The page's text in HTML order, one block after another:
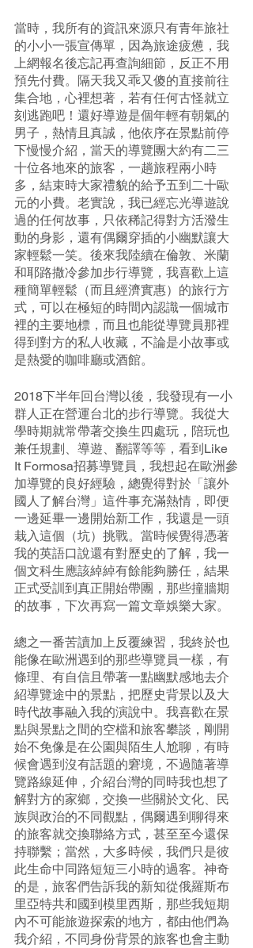
當時，我所有的資訊來源只有青年旅社
的小小一張宣傳單，因為旅途疲憊，我
上網報名後忘記再查詢細節，反正不用
預先付費。隔天我又乖又傻的直接前往
集合地，心裡想著，若有任何古怪就立
刻逃跑吧！還好導遊是個年輕有朝氣的
男子，熱情且真誠，他依序在景點前停
下慢慢介紹，當天的導覽團大約有二三
十位各地來的旅客，一趟旅程兩小時
多，結束時大家禮貌的給予五到二十歐
元的小費。老實說，我已經忘光導遊說
過的任何故事，只依稀記得對方活潑生
動的身影，還有偶爾穿插的小幽默讓大
家輕鬆一笑。後來我陸續在倫敦、米蘭
和耶路撒冷參加步行導覽，我喜歡上這
種簡單輕鬆（而且經濟實惠）的旅行方
式，可以在極短的時間內認識一個城市
裡的主要地標，而且也能從導覽員那裡
得到對方的私人收藏，不論是小故事或
是熱愛的咖啡廳或酒館。
2018下半年回台灣以後，我發現有一小
群人正在營運台北的步行導覽。我從大
學時期就常帶著交換生四處玩，陪玩也
兼任規劃、導遊、翻譯等等，看到Like
It Formosa招募導覽員，我想起在歐洲參
加導覽的良好經驗，總覺得對於「讓外
國人了解台灣」這件事充滿熱情，即便
一邊延畢一邊開始新工作，我還是一頭
栽入這個（坑）挑戰。當時候覺得憑著
我的英語口說還有對歷史的了解，我一
個文科生應該綽綽有餘能夠勝任，結果
正式受訓到真正開始帶團，那些撞牆期
的故事，下次再寫一篇文章娛樂大家。
總之一番苦讀加上反覆練習，我終於也
能像在歐洲遇到的那些導覽員一樣，有
條理、有自信且帶著一點幽默感地去介
紹導覽途中的景點，把歷史背景以及大
時代故事融入我的演說中。我喜歡在景
點與景點之間的空檔和旅客攀談，剛開
始不免像是在公園與陌生人尬聊，有時
候會遇到沒有話題的窘境，不過隨著導
覽路線延伸，介紹台灣的同時我也想了
解對方的家鄉，交換一些關於文化、民
族與政治的不同觀點，偶爾遇到聊得來
的旅客就交換聯絡方式，甚至至今還保
持聯繫；當然，大多時候，我們只是彼
此生命中同路短短三小時的過客。神奇
的是，旅客們告訴我的新知從俄羅斯布
里亞特共和國到模里西斯，那些我短期
內不可能旅遊探索的地方，都由他們為
我介紹，不同身份背景的旅客也會主動